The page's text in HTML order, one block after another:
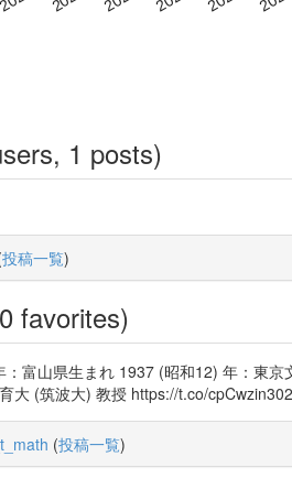
1 posts)
投稿一覧)
favorites)
富山県生まれ 1937 (昭和12) 年：東
大 (筑波大) 教授 https://t.co/cpCwzin302
(投稿一覧)